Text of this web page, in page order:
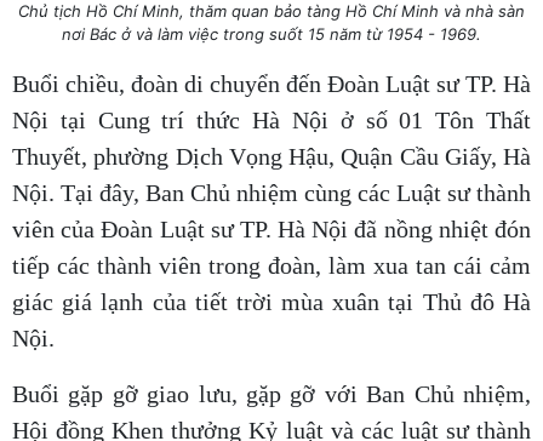
Chủ tịch Hồ Chí Minh, thăm quan bảo tàng Hồ Chí Minh và nhà sàn
nơi Bác ở và làm việc trong suốt 15 năm từ 1954 - 1969.
Buổi chiều, đoàn di chuyển đến Đoàn Luật sư TP. Hà
Nội tại Cung trí thức Hà Nội ở số 01 Tôn Thất
Thuyết, phường Dịch Vọng Hậu, Quận Cầu Giấy, Hà
Nội. Tại đây, Ban Chủ nhiệm cùng các Luật sư thành
viên của Đoàn Luật sư TP. Hà Nội đã nồng nhiệt đón
tiếp các thành viên trong đoàn, làm xua tan cái cảm
giác giá lạnh của tiết trời mùa xuân tại Thủ đô Hà
Nội.
Buổi gặp gỡ giao lưu, gặp gỡ với Ban Chủ nhiệm,
Hội đồng Khen thưởng Kỷ luật và các luật sư thành